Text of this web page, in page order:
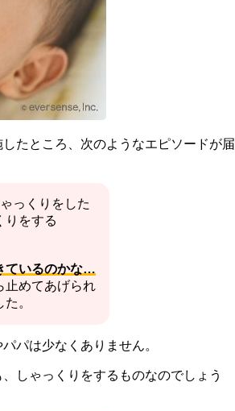
たところ、次のようなエピソードが届
っくりをした
りをする
ているのかな…
止めてあげられ
。
パは少なくありません。
しゃっくりをするものなのでしょう